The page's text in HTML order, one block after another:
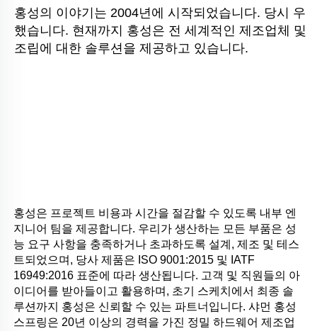
홍성의 이야기는 2004년에 시작되었습니다. 당시 우
했습니다. 현재까지 홍성은 전 세계적인 제조업체 및
조립에 대한 솔루션을 제공하고 있습니다.
홍성은 프로젝트 비용과 시간을 절감할 수 있도록 내부 엔
지니어 팀을 제공합니다. 우리가 생산하는 모든 부품은 성
능 요구 사항을 충족하거나 초과하도록 설계, 제조 및 테스
트되었으며, 당사 제품은 ISO 9001:2015 및 IATF
16949:2016 표준에 따라 생산됩니다. 고객 및 직원들의 아
이디어를 받아들이고 활용하며, 초기 스케치에서 최종 솔
루션까지 홍성은 신뢰할 수 있는 파트너입니다. 샤먼 홍성
스프링은 20년 이상의 경력을 가진 정밀 하드웨어 제조업